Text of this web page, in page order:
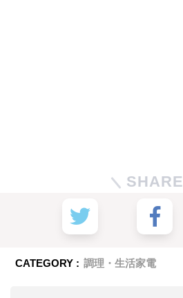
SHARE
CATEGORY : 調理・生活家電